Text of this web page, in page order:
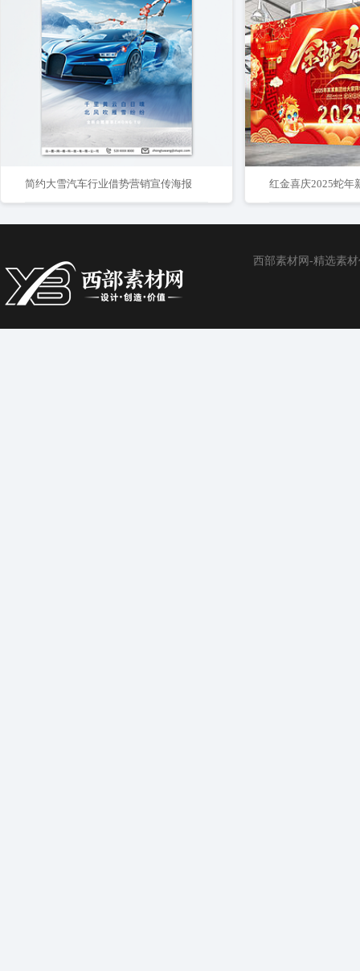
简约大雪汽车行业借势营销宣传海报
西部素材网-精选素